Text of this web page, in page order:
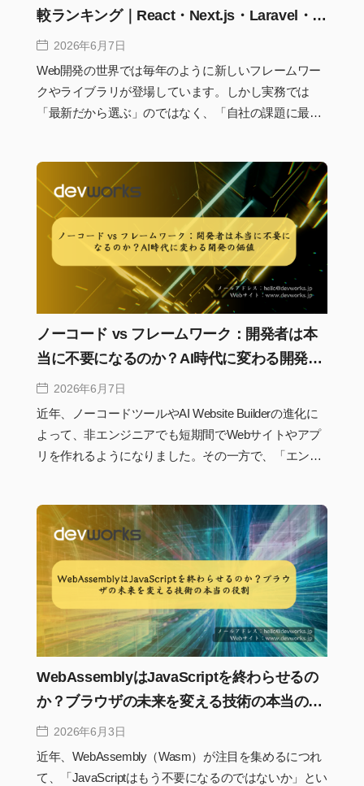
較ランキング｜React・Next.js・Laravel・
FastAPIは本当に選ぶべきなのか？
2026年6月7日
Web開発の世界では毎年のように新しいフレームワー
クやライブラリが登場しています。しかし実務では
「最新だから選ぶ」のではなく、「自社の課題に最適
て、フレームワーク選定の基準そのものが変わり始め
ています。本記事では現在の市場動向を踏まえなが
ら、フロントエンド・バックエンド双方の人気フレー
ムワークを比較し、どの技術が今後も価値を持ち続け
るのかを実務視点で解説します。
ノーコード vs フレームワーク：開発者は本
当に不要になるのか？AI時代に変わる開発の
価値2026年6月7日
近年、ノーコードツールやAI Website Builderの進化に
よって、非エンジニアでも短期間でWebサイトやアプ
リを作れるようになりました。その一方で、「エンジ
がある一方で、より重要性を増す役割も存在します。
本記事では、ノーコードとフレームワークの関係を整
理しながら、これからの開発者に求められるスキルや
役割について解説します。
WebAssemblyはJavaScriptを終わらせるの
か？ブラウザの未来を変える技術の本当の役
割 2026年6月3日
近年、WebAssembly（Wasm）が注目を集めるにつれ
て、「JavaScriptはもう不要になるのではないか」とい